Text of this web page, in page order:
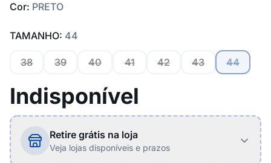
Cor: PRETO
TAMANHO: 44
38 39 40 41 42 43 44
Indisponível
Retire grátis na loja
Veja lojas disponíveis e prazos